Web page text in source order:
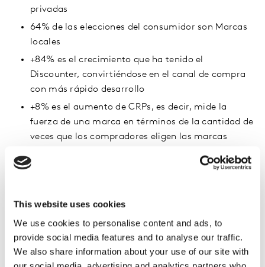
This website uses cookies
We use cookies to personalise content and ads, to
provide social media features and to analyse our traffic.
We also share information about your use of our site with
privadas
64% de las elecciones del consumidor son Marcas
locales
+84% es el crecimiento que ha tenido el
Discounter, convirtiéndose en el canal de compra
con más rápido desarrollo
+8% es el aumento de CRPs, es decir, mide la
fuerza de una marca en términos de la cantidad de
veces que los compradores eligen las marcas
¿Cuáles son los drivers de crecimiento
importante, ya que es el impulsor del 65% de las
marcas ganadoras, es decir, hay más hogares que las